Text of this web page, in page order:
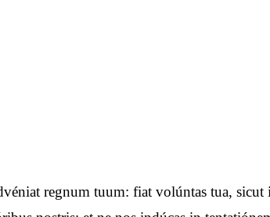
regnum tuum: fiat volúntas tua,